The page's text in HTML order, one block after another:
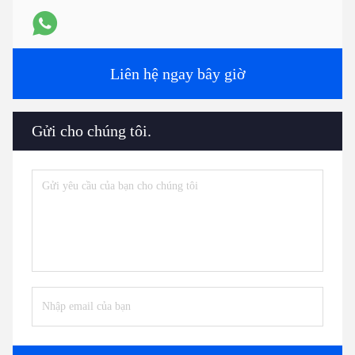
Liên hệ ngay bây giờ
Gửi cho chúng tôi.